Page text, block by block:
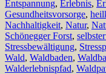
Entspannung, Erlebnis,
Gesundheitsvorsorge,
Nachhaltigkeit, Natur,
Schönegger Forst,
Stressbewältigung,
Wald, Waldbaden,
Walderlebnispfad,